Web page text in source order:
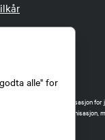
alle" for
landsdekkende organisasjon
partipolitisk nøytral